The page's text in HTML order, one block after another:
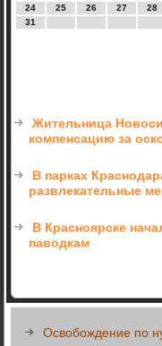
24
25 26 27 28
31
Жительница
компенсацию за
В парках
развлекательные
В Красноярске
паводкам
Освобождение по